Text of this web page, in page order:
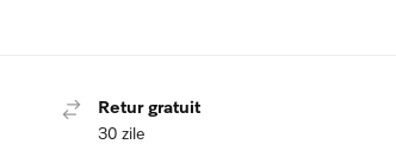
Retur gratuit
30 zile